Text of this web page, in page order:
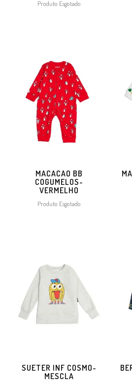
Produto Esgotado
MACACAO BB
COGUMELOS-
VERMELHO
Produto Esgotado
SUETER INF COSMO-
MESCLA